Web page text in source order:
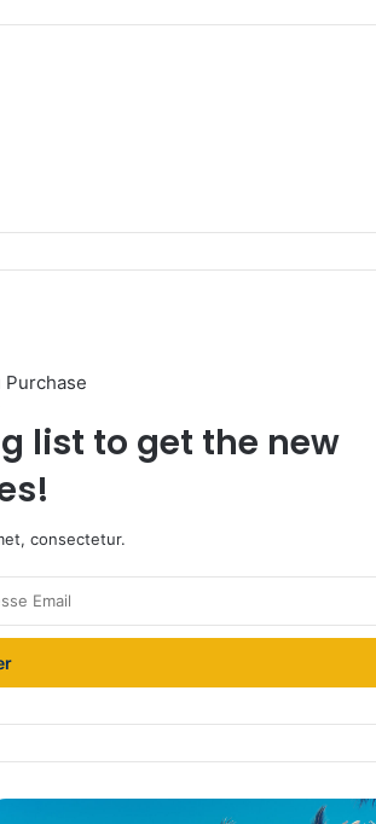
Purchase
list to get the new
consectetur.